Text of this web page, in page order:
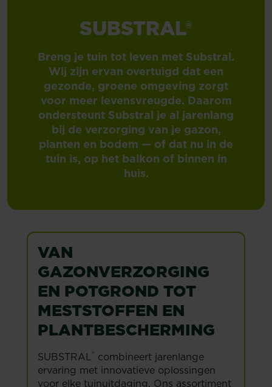
SUBSTRAL®
Breng je tuin tot leven met Substral.
Wij zijn ervan overtuigd dat een
gezonde, groene omgeving zorgt
voor meer levensvreugde. Daarom
ondersteunt Substral je al jarenlang
bij de verzorging van je gazon,
planten en bodem — of dat nu in de
tuin is, op het balkon of binnen in
huis.
VAN
GAZONVERZORGING
EN POTGROND TOT
MESTSTOFFEN EN
PLANTBESCHERMING
SUBSTRAL® combineert jarenlange
ervaring met innovatieve oplossingen
voor elke tuinuitdaging. Ons assortiment